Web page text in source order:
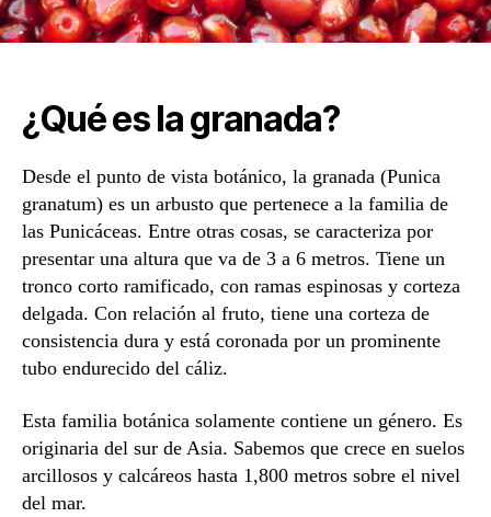
¿Qué es la granada?
Desde el punto de vista botánico, la granada (Punica
granatum) es un arbusto que pertenece a la familia de
las Punicáceas. Entre otras cosas, se caracteriza por
presentar una altura que va de 3 a 6 metros. Tiene un
tronco corto ramificado, con ramas espinosas y corteza
delgada. Con relación al fruto, tiene una corteza de
consistencia dura y está coronada por un prominente
tubo endurecido del cáliz.
Esta familia botánica solamente contiene un género. Es
originaria del sur de Asia. Sabemos que crece en suelos
arcillosos y calcáreos hasta 1,800 metros sobre el nivel
del mar.